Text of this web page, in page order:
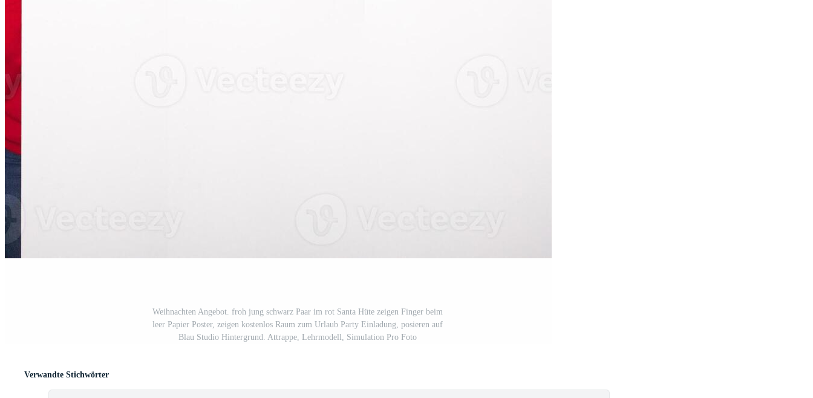
Weihnachten Angebot. froh jung schwarz Paar im rot Santa Hüte zeigen Finger beim
leer Papier Poster, zeigen kostenlos Raum zum Urlaub Party Einladung, posieren auf
Blau Studio Hintergrund. Attrappe, Lehrmodell, Simulation Pro Foto
Verwandte Stichwörter